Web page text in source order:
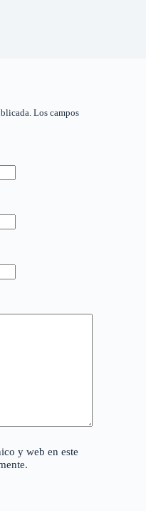
Los campos
y web en este